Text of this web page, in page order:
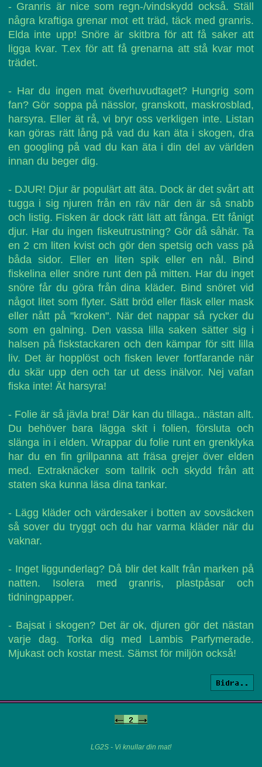
- Granris är nice som regn-/vindskydd också. Ställ
några kraftiga grenar mot ett träd, täck med granris.
Elda inte upp! Snöre är skitbra för att få saker att
ligga kvar. T.ex för att få grenarna att stå kvar mot
trädet.
- Har du ingen mat överhuvudtaget? Hungrig som
fan? Gör soppa på nässlor, granskott, maskrosblad,
harsyra. Eller ät rå, vi bryr oss verkligen inte. Listan
kan göras rätt lång på vad du kan äta i skogen, dra
en googling på vad du kan äta i din del av världen
innan du beger dig.
- DJUR! Djur är populärt att äta. Dock är det svårt att
tugga i sig njuren från en räv när den är så snabb
och listig. Fisken är dock rätt lätt att fånga. Ett fånigt
djur. Har du ingen fiskeutrustning? Gör då såhär. Ta
en 2 cm liten kvist och gör den spetsig och vass på
båda sidor. Eller en liten spik eller en nål. Bind
fiskelina eller snöre runt den på mitten. Har du inget
snöre får du göra från dina kläder. Bind snöret vid
något litet som flyter. Sätt bröd eller fläsk eller mask
eller nått på "kroken". När det nappar så rycker du
som en galning. Den vassa lilla saken sätter sig i
halsen på fiskstackaren och den kämpar för sitt lilla
liv. Det är hopplöst och fisken lever fortfarande när
du skär upp den och tar ut dess inälvor. Nej vafan
fiska inte! Ät harsyra!
- Folie är så jävla bra! Där kan du tillaga.. nästan allt.
Du behöver bara lägga skit i folien, försluta och
slänga in i elden. Wrappar du folie runt en grenklyka
har du en fin grillpanna att fräsa grejer över elden
med. Extraknäcker som tallrik och skydd från att
staten ska kunna läsa dina tankar.
- Lägg kläder och värdesaker i botten av sovsäcken
så sover du tryggt och du har varma kläder när du
vaknar.
- Inget liggunderlag? Då blir det kallt från marken på
natten. Isolera med granris, plastpåsar och
tidningpapper.
- Bajsat i skogen? Det är ok, djuren gör det nästan
varje dag. Torka dig med Lambis Parfymerade.
Mjukast och kostar mest. Sämst för miljön också!
Bidra..
<- 2 ->
LG2S - Vi knullar din mat!